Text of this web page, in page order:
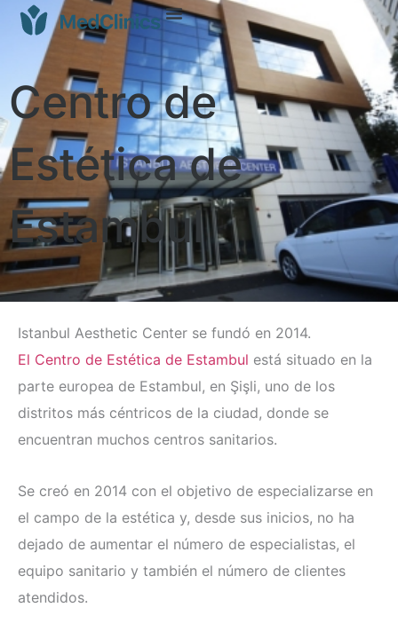
Centro de
Estética de
Estambul
Istanbul Aesthetic Center se fundó en 2014.
El Centro de Estética de Estambul está situado en la
parte europea de Estambul, en Şişli, uno de los
distritos más céntricos de la ciudad, donde se
encuentran muchos centros sanitarios.
Se creó en 2014 con el objetivo de especializarse en
el campo de la estética y, desde sus inicios, no ha
dejado de aumentar el número de especialistas, el
equipo sanitario y también el número de clientes
atendidos.